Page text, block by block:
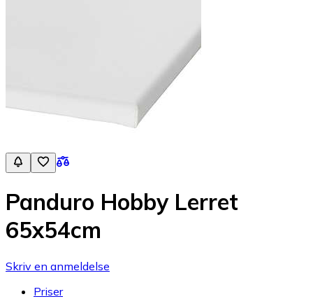
Panduro Hobby Lerret
65x54cm
Skriv en anmeldelse
Priser